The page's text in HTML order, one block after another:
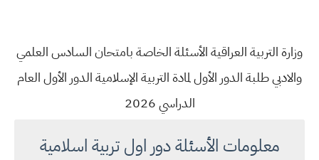
وزارة التربية العراقية الأسئلة الخاصة بامتحان السادس العلمي
والادبي طلبة الدور الأول لمادة التربية الإسلامية الدور الأول العام
الدراسي 2026
معلومات الأسئلة دور اول تربية اسلامية